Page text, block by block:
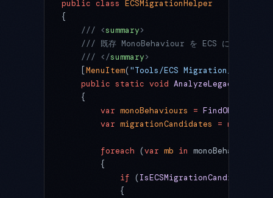
public class ECSMigrationHelper
{
    /// <
summary>
/// 既存 MonoBehaviour を ECS に段階的に移
    /// </
summary>
    [
MenuItem("Tools/ECS Migration/Analyze
    public
static void AnalyzeLegacyCode
    {
        var
monoBehaviours =
        var
migrationCandidates = new
        foreach
(var mb in monoBehaviours)
        {
            if
(IsECSMigrationCandidate
            {